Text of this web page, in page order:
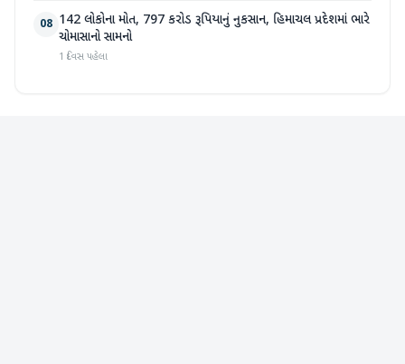
08 142 લોકોના મોત, 797 કરોડ રૂપિયાનું નુકસાન, હિમાચલ પ્રદેશમાં ભારે
ચોમાસાનો સામનો
1 દિવસ પહેલા